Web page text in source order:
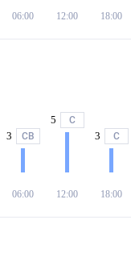
06:00 12:00 18:00
3 СВ
06:00
5 С
12:00
3 С
18:00